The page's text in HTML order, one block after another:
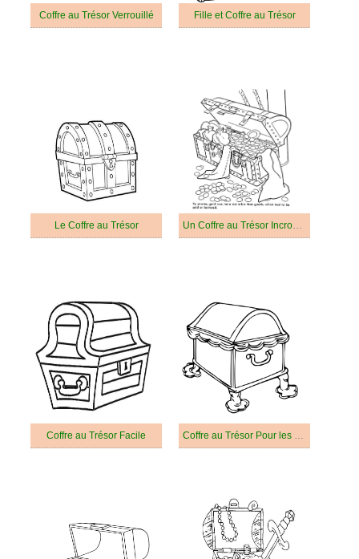
Coffre au Trésor Verrouillé Fille et Coffre au Trésor
Le Coffre au Trésor Un Coffre au Trésor Incroyable
Coffre au Trésor Facile Coffre au Trésor Pour les Enfants de 2 Ans